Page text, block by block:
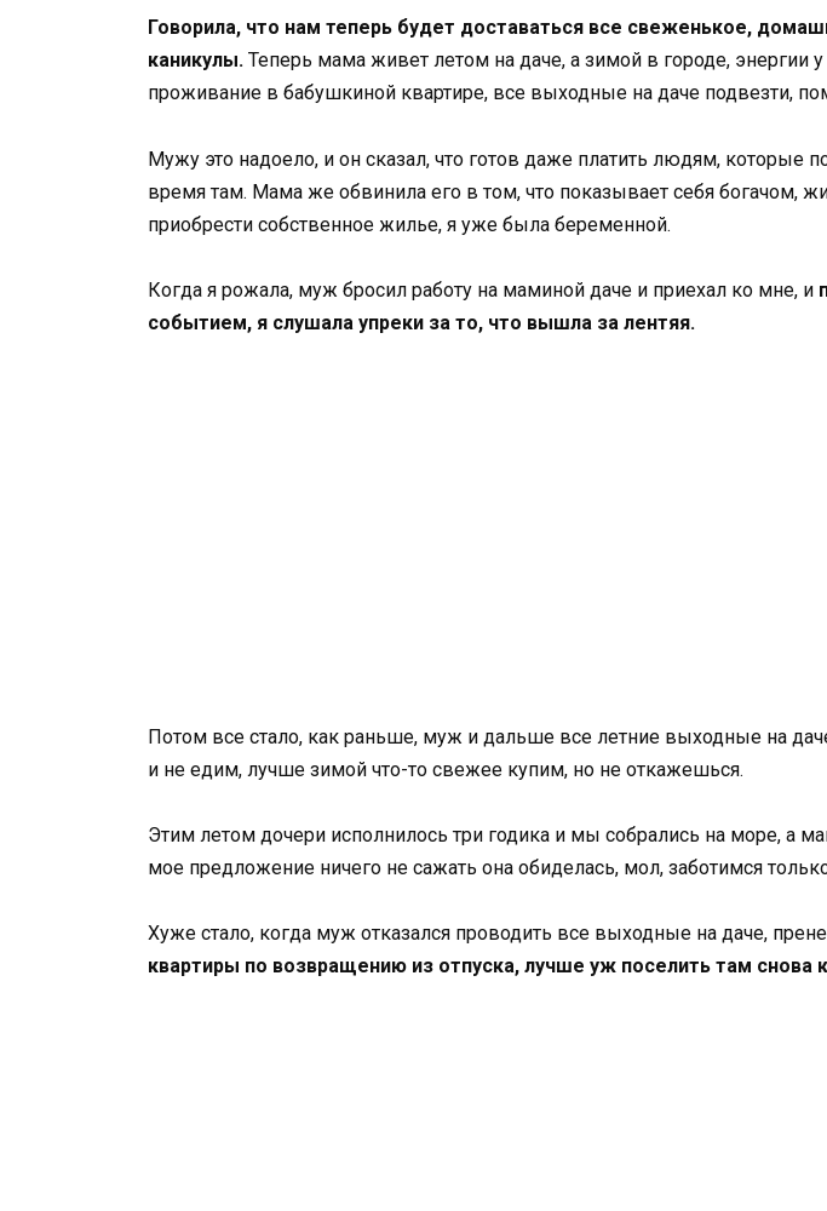
Говорила, что нам теперь будет доставаться все свеженькое,
каникулы. Теперь мама живет летом на даче, а зимой в городе,
проживание в бабушкиной квартире, все выходные на даче подвезти,
Мужу это надоело, и он сказал, что готов даже платить людям, которые
время там. Мама же обвинила его в том, что показывает себя
приобрести собственное жилье, я уже была беременной.
Когда я рожала, муж бросил работу на маминой даче и приехал ко мне, и
событием, я слушала упреки за то, что вышла за лентяя.
Потом все стало, как раньше, муж и дальше все летние выходные на
и не едим, лучше зимой что-то свежее купим, но не откажешься.
Этим летом дочери исполнилось три годика и мы собрались на море, а
мое предложение ничего не сажать она обиделась, мол, заботимся
Хуже стало, когда муж отказался проводить все выходные на даче,
квартиры по возвращению из отпуска, лучше уж поселить там снова